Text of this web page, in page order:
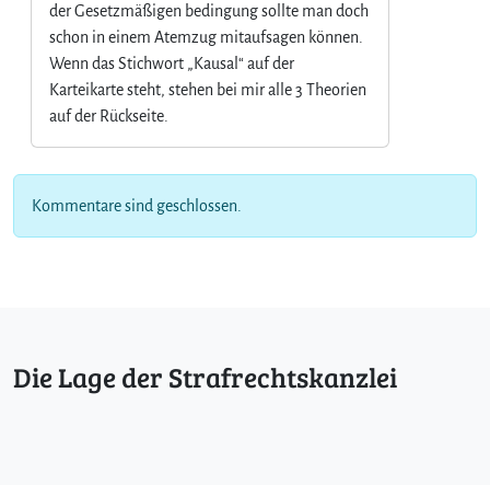
der Gesetzmäßigen bedingung sollte man doch
schon in einem Atemzug mitaufsagen können.
Wenn das Stichwort „Kausal“ auf der
Karteikarte steht, stehen bei mir alle 3 Theorien
auf der Rückseite.
Kommentare sind geschlossen.
Die Lage der Strafrechtskanzlei